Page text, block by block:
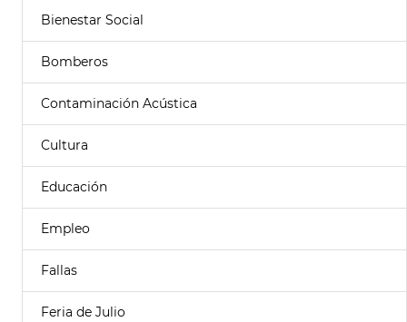
Bienestar Social
Bomberos
Contaminación Acústica
Cultura
Educación
Empleo
Fallas
Feria de Julio